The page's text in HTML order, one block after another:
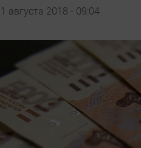
августа 2018 - 09:04